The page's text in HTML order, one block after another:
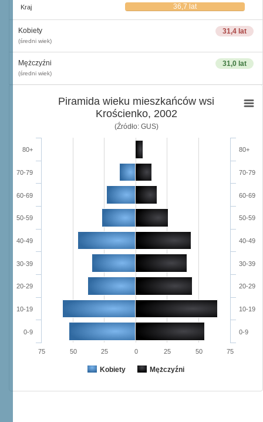
Kraj 36,7 lat
31,4 lat
Kobiety
(średni wiek)
31,0 lat
Mężczyźni
(średni wiek)
Piramida wieku mieszkańców wsi
Krościenko, 2002
(Źródło: GUS)
Kobiety Mężczyźni
0-9
10-19
20-29
30-39
40-49
50-59
60-69
70-79
80+
0-9
10-19
20-29
30-39
40-49
50-59
60-69
70-79
80+
75 50 25 0 25 50 75